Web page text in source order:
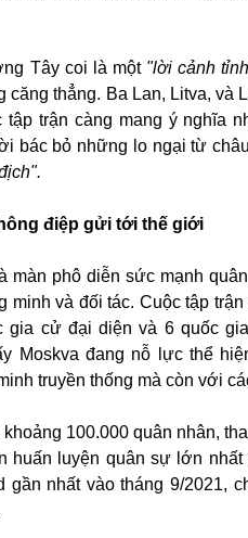
Tây coi là một"lời cảnh
căng thẳng. Ba Lan, Litva,
tập trận càng mang ý nghĩa
bác bỏ những lo ngại từ
điệp gửi tới thế giới
màn phô diễn sức mạnh
minh và đối tác. Cuộc tập
gia cử đại diện và 6 quốc
Moskva đang nỗ lực thể
truyền thống mà còn với
100.000 quân nhân,
huấn luyện quân sự lớn
gần nhất vào tháng 9/2021,